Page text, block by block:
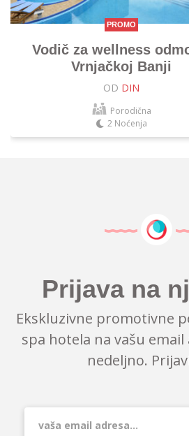
PROMO
Vodič za wellness
Vrnjačkoj Banji
OD DIN
Porodična
2 Noćenja
Prijava na
Ekskluzivne promotivne
spa hotela na vašu
nedeljno.